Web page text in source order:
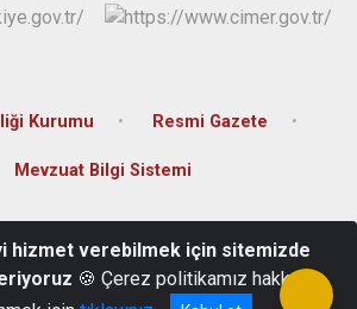
Kurumu Resmi Gazete
Mevzuat Bilgi Sistemi
Merzifon/AMASYA
03585131014
hizmet verebilmek için sitemizde
🍪 Çerez politikamız hakkında